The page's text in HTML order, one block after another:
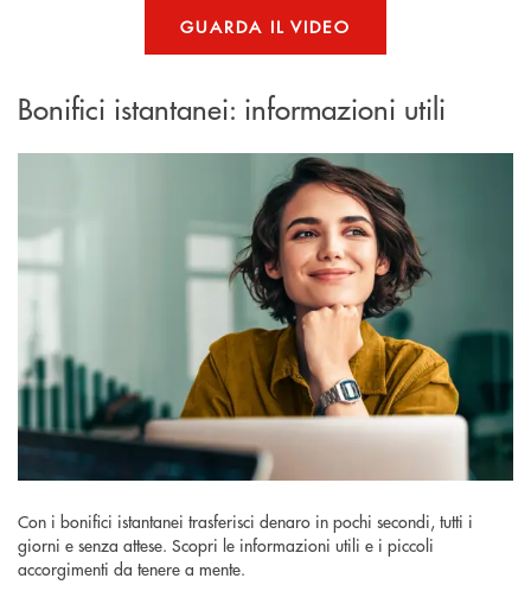
GUARDA IL VIDEO
Bonifici istantanei: informazioni utili
Con i bonifici istantanei trasferisci denaro in pochi secondi, tutti i
giorni e senza attese. Scopri le informazioni utili e i piccoli
accorgimenti da tenere a mente.